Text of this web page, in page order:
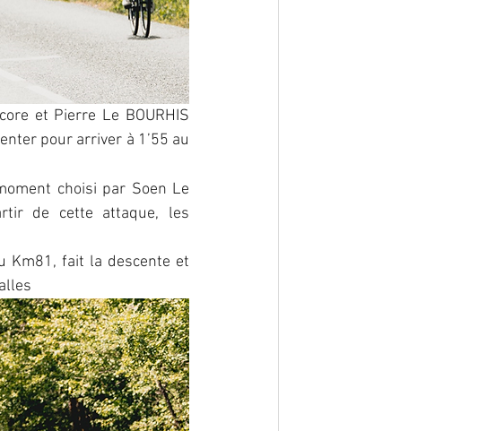
et Pierre Le BOURHIS
pour arriver à 1’55 au
choisi par Soen Le
de cette attaque, les
Km81, fait la descente et